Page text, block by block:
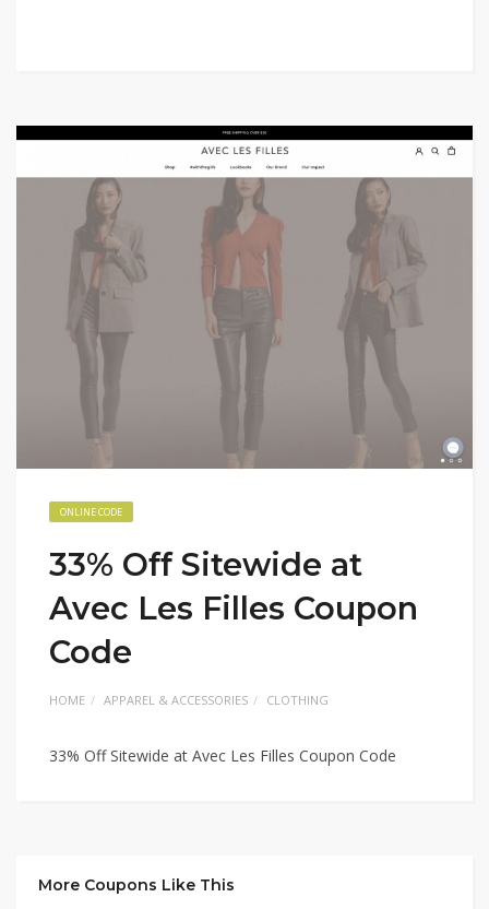
ONLINE CODE
33% Off Sitewide at
Avec Les Filles Coupon
Code
HOME APPAREL & ACCESSORIES CLOTHING
33% Off Sitewide at Avec Les Filles Coupon Code
More Coupons Like This